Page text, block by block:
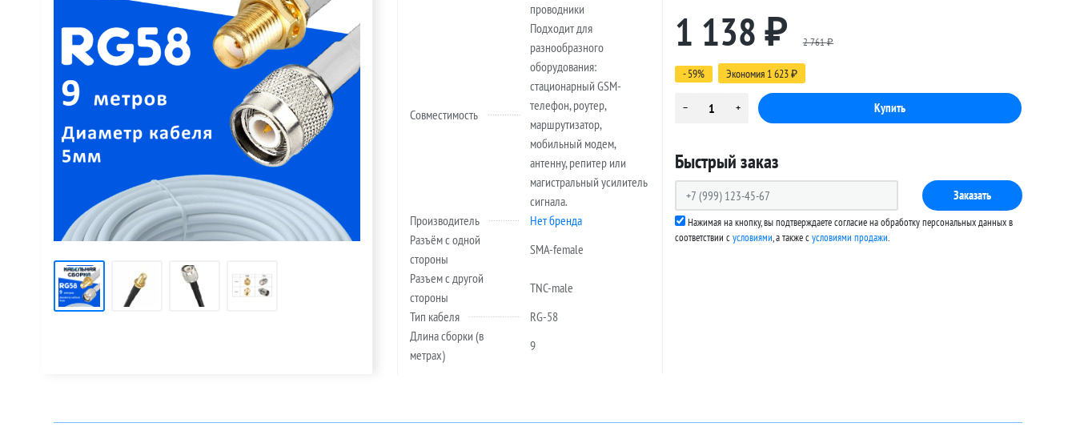
проводники
Совместимость
Подходит для
разнообразного
оборудования:
стационарный GSM-
телефон, роутер,
маршрутизатор,
мобильный модем,
антенну, репитер или
магистральный усилитель
сигнала.
Производитель
Нет бренда
Разъём с одной
стороны
SMA-female
Разъем с другой
стороны
TNC-male
Тип кабеля
RG-58
Длина сборки (в
метрах)
9
1 138 ₽ 2 761₽
- 59% Экономия 1 623 ₽
Быстрый заказ
Заказать
Нажимая на кнопку, вы подтверждаете согласие на обработку персональных данных в
соответствии сусловиями, а также cусловиями продажи.